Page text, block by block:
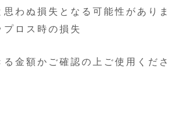
思わぬ損失となる可能性がありま
ロス時の損失
金額かご確認の上ご使用くださ